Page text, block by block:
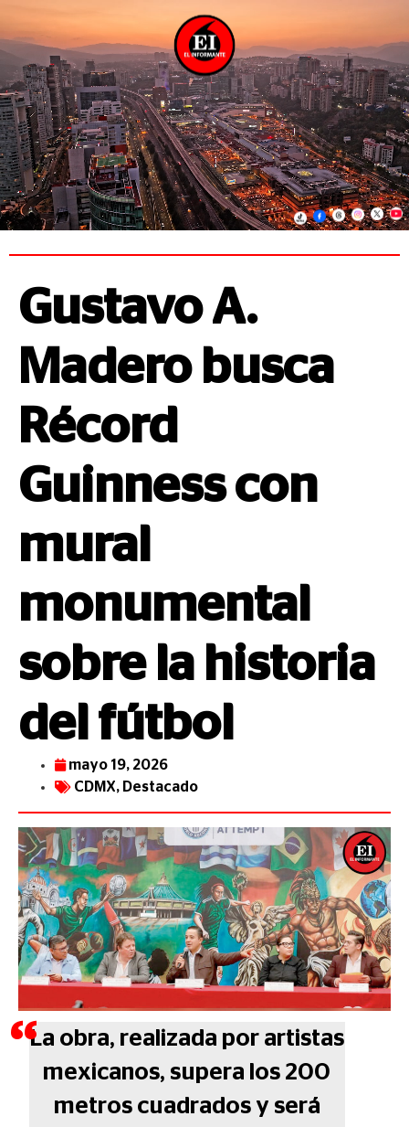
Gustavo A.
Madero busca
Récord
Guinness con
mural
monumental
sobre la historia
del fútbol
mayo 19, 2026
CDMX, Destacado
La obra, realizada por artistas
mexicanos, supera los 200
metros cuadrados y será